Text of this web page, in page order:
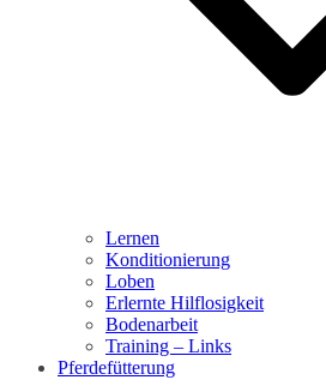
Lernen
Konditionierung
Loben
Erlernte Hilflosigkeit
Bodenarbeit
Training – Links
Pferdefütterung